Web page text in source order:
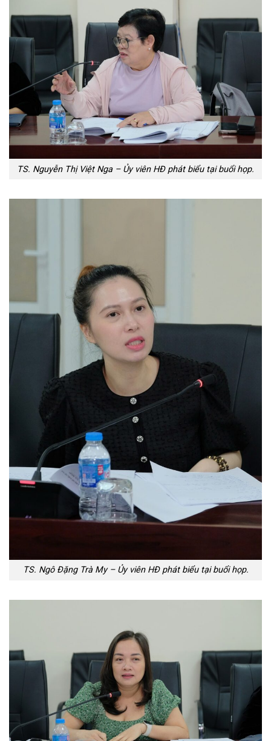
TS. Nguyễn Thị Việt Nga – Ủy viên HĐ phát biểu tại buổi họp.
TS. Ngô Đặng Trà My – Ủy viên HĐ phát biểu tại buổi họp.